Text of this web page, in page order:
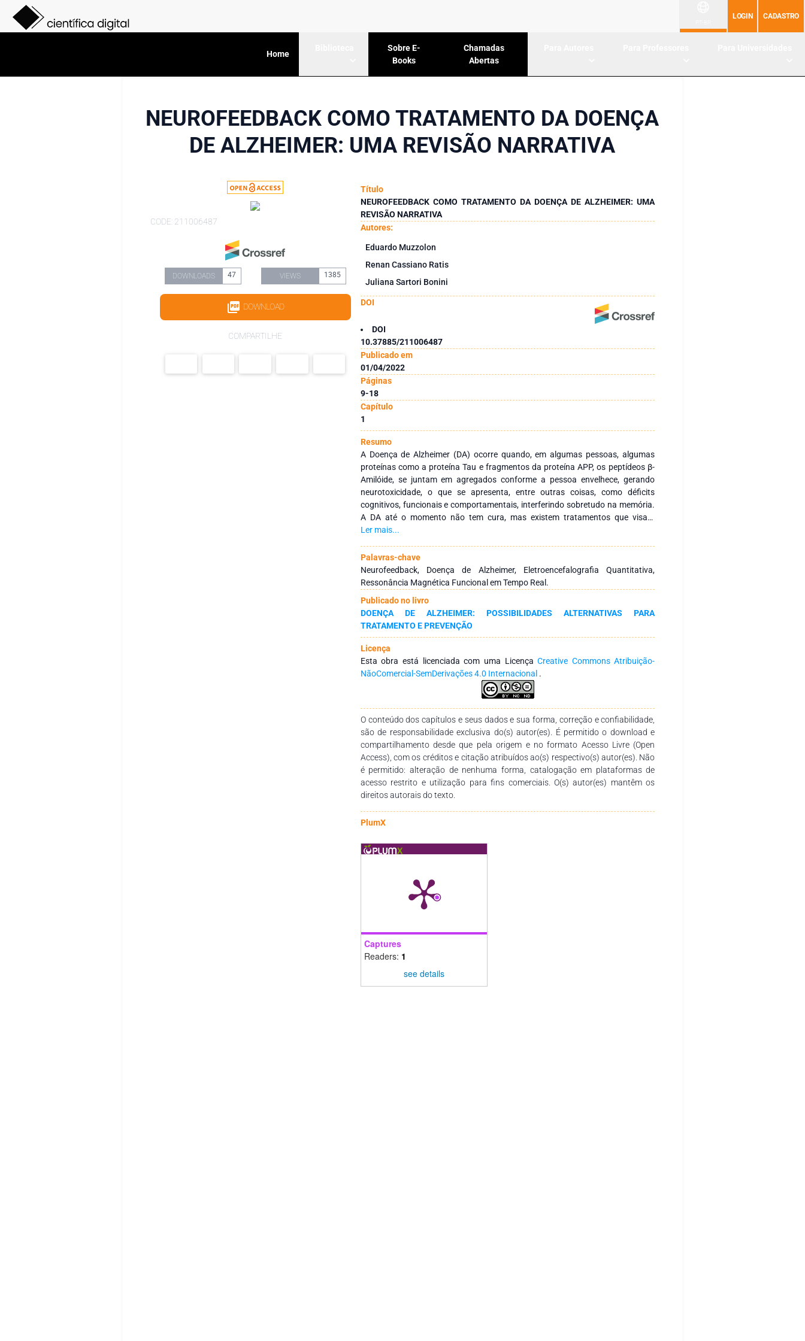
LOGIN CADASTRO
Home
Sobre E-
Books
Chamadas
Abertas
NEUROFEEDBACK COMO TRATAMENTO DA DOENÇA
DE ALZHEIMER: UMA REVISÃO NARRATIVA
CODE: 211006487
DOWNLOADS 47 VIEWS 1385
DOWNLOAD
COMPARTILHE
Título
NEUROFEEDBACK COMO TRATAMENTO DA DOENÇA DE ALZHEIMER: UMA
REVISÃO NARRATIVA
Autores:
Eduardo Muzzolon
Renan Cassiano Ratis
Juliana Sartori Bonini
DOI
DOI
10.37885/211006487
Publicado em
01/04/2022
Páginas
9-18
Capítulo
1
Resumo
A Doença de Alzheimer (DA) ocorre quando, em algumas pessoas, algumas
proteínas como a proteína Tau e fragmentos da proteína APP, os peptídeos β-
Amilóide, se juntam em agregados conforme a pessoa envelhece, gerando
neurotoxicidade, o que se apresenta, entre outras coisas, como déficits
cognitivos, funcionais e comportamentais, interferindo sobretudo na memória.
A DA até o momento não tem cura, mas existem tratamentos que visam
retardar seu avanço e previnir seus sintomas. Um desses tratamentos é o
neuroplasticidade, esta que atua permitindo o reestabelescimento de algumas
funções cerebrais que foram debilitadas. Neste capítulo, revisamos de forma
narrativa a respeito do uso do Neurofeedback, buscando definir suas principais
técnicas aplicáveis a pacientes com DA. Os dados foram obtidos a partir de
artigos identificados em busca na plataforma PubMed entre os meses de
outubro e dezembro de 2021. Observou-se que seu funcionamento se baseia
na análise de dados de exames em tempo real do paciente, gerando punições
ou recompensas em resposta, de forma a fazer com que o cérebro modifique
seu funcionamento em função de um objetivo pré-definido, sendo mais comuns
o Neurofeedback por Eletroencefalografia e por Ressonância Magnética.
Estudos clínicos sobre o tema são escassos, mas os que existem apontam para
um benefício do tratamento com Neurofeedback para pacientes com Doença
Ler mais...
Palavras-chave
Neurofeedback, Doença de Alzheimer, Eletroencefalografia Quantitativa,
Ressonância Magnética Funcional em Tempo Real.
Publicado no livro
DOENÇA DE ALZHEIMER: POSSIBILIDADES ALTERNATIVAS PARA
TRATAMENTO E PREVENÇÃO
Licença
Esta obra está licenciada com uma LicençaCreative Commons Atribuição-
NãoComercial-SemDerivações 4.0 Internacional .
O conteúdo dos capítulos e seus dados e sua forma, correção e confiabilidade,
são de responsabilidade exclusiva do(s) autor(es). É permitido o download e
compartilhamento desde que pela origem e no formato Acesso Livre (Open
Access), com os créditos e citação atribuídos ao(s) respectivo(s) autor(es). Não
é permitido: alteração de nenhuma forma, catalogação em plataformas de
acesso restrito e utilização para fins comerciais. O(s) autor(es) mantêm os
direitos autorais do texto.
PlumX
Captures
Readers: 1
see details